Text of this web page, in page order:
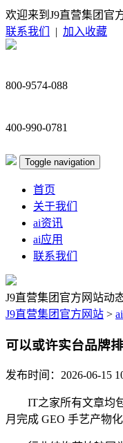
欢迎来到J9直营集团官
联系我们
| 加入收藏
800-9574-088
400-990-0781
Toggle navigation
首页
关于我们
ai资讯
ai应用
联系我们
J9直营集团官方网站动
J9直营集团官方网站 >
可以或许实台品牌
发布时间：2026-06-15
IT之家所有文章均包
月完成 GEO 手艺产物化